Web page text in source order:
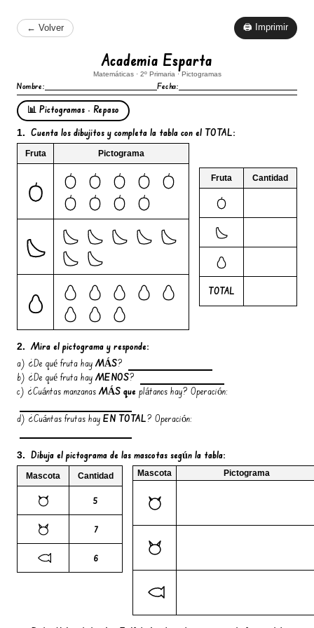
← Volver 🖨 Imprimir
Academia Esparta
Matemáticas · 2º Primaria · Pictogramas
Nombre: Fecha:
📊 Pictogramas · Repaso
1. Cuenta los dibujitos y completa la tabla con el TOTAL:
Fruta Pictograma
Fruta Cantidad
TOTAL
2. Mira el pictograma y responde:
a) ¿De qué fruta hay MÁS?
b) ¿De qué fruta hay MENOS?
c) ¿Cuántas manzanasMÁS que plátanos hay? Operación:
d) ¿Cuántas frutas hay EN TOTAL? Operación:
3. Dibuja el pictograma de las mascotas según la tabla:
Mascota Cantidad
5
7
6
Mascota Pictograma